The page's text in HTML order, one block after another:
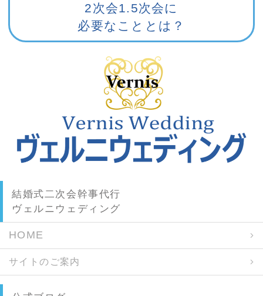
2次会1.5次会に
必要なこととは？
結婚式二次会幹事代行
ヴェルニウェディング
HOME
サイトのご案内